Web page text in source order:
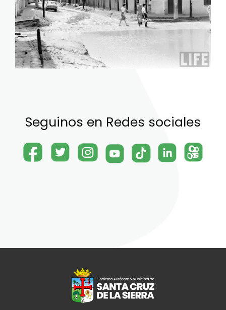
Seguinos en Redes sociales